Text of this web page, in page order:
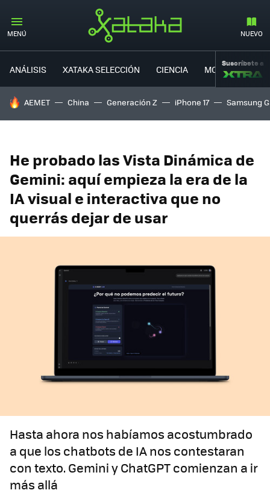
MENÚ NUEVO
ANÁLISIS XATAKA SELECCIÓN CIENCIA MOVILIDAD
Suscríbete a
HOY SE HABLA DE
AEMET China Generación Z iPhone 17 Samsung
He probado las Vista Dinámica de
Gemini: aquí empieza la era de la
IA visual e interactiva que no
querrás dejar de usar
Hasta ahora nos habíamos acostumbrado
a que los chatbots de IA nos contestaran
con texto. Gemini y ChatGPT comienzan a ir
más allá